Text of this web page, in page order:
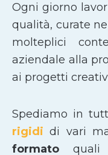
Ogni giorno
qualità, curate
molteplici
aziendale alla
ai progetti
Spediamo in
rigididi vari
formatoquali